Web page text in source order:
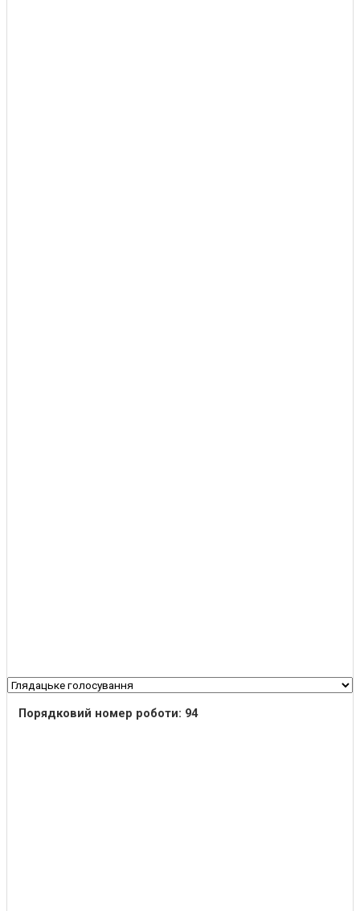
Порядковий номер роботи: 94